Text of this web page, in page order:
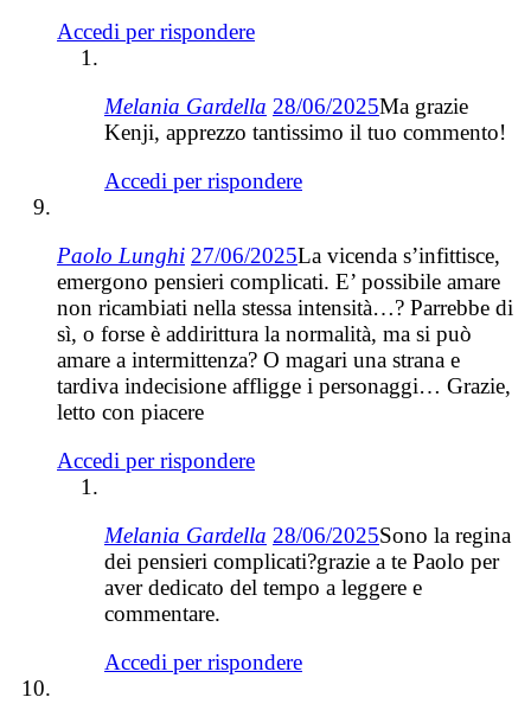
Accedi per rispondere
Melania Gardella 28/06/2025Ma grazie
Kenji, apprezzo tantissimo il tuo commento!
Accedi per rispondere
Paolo Lunghi 27/06/2025La vicenda s’infittisce,
emergono pensieri complicati. E’ possibile amare
non ricambiati nella stessa intensità…? Parrebbe di
sì, o forse è addirittura la normalità, ma si può
amare a intermittenza? O magari una strana e
tardiva indecisione affligge i personaggi… Grazie,
letto con piacere
Accedi per rispondere
Melania Gardella 28/06/2025Sono la regina
dei pensieri complicati?grazie a te Paolo per
aver dedicato del tempo a leggere e
commentare.
Accedi per rispondere